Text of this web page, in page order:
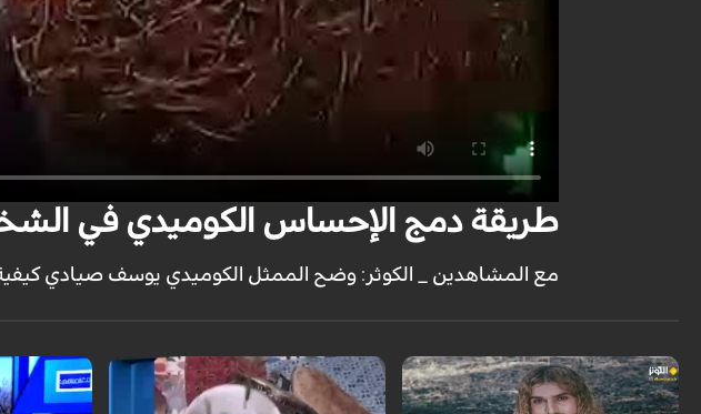
طريقة دمج الإحساس الكوميدي في
مع المشاهدين _ الكوثر: وضح الممثل الكوميدي يوسف صيادي كيفية